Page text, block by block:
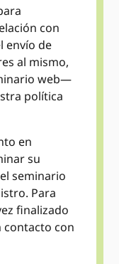
con
envío de
al mismo,
web—
política
en
su
seminario
Para
finalizado
contacto con